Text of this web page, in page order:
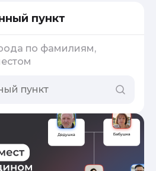
пункт
по фамилиям,